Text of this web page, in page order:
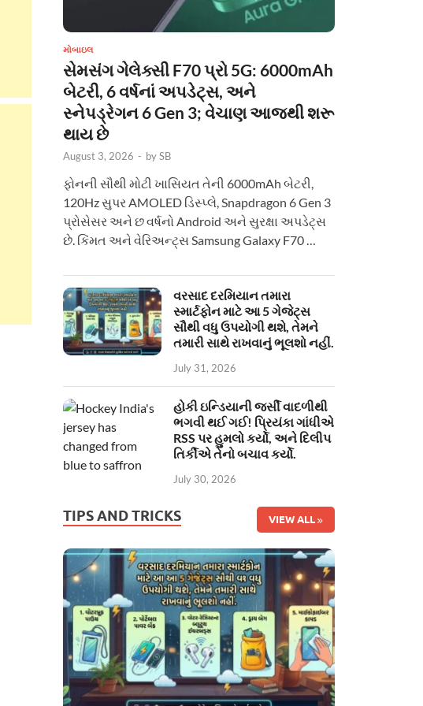
મોબાઇલ
સેમસંગ ગેલેક્સી F70 પ્રો 5G: 6000mAh
બેટરી, 6 વર્ષનાં અપડેટ્સ, અને
સ્નેપડ્રેગન 6 Gen 3; વેચાણ આજથી શરૂ
થાય છે
August 3, 2026 - bySB
ફોનની સૌથી મોટી ખાસિયત તેની 6000mAh બેટરી,
120Hz સુપર AMOLED ડિસ્પ્લે, Snapdragon 6 Gen 3
પ્રોસેસર અને છ વર્ષનો Android અને સુરક્ષા અપડેટ્સ
છે. કિંમત અને વેરિઅન્ટ્સ Samsung Galaxy F70 …
વરસાદ દરમિયાન તમારા
સ્માર્ટફોન માટે આ 5 ગેજેટ્સ
સૌથી વધુ ઉપયોગી થશે, તેમને
તમારી સાથે રાખવાનું ભૂલશો નહીં.
July 31, 2026
હોકી ઇન્ડિયાની જર્સી વાદળીથી
ભગવી થઈ ગઈ! પ્રિયંકા ગાંધીએ
RSS પર હુમલો કર્યો, અને દિલીપ
તિર્કીએ તેનો બચાવ કર્યો.
July 30, 2026
TIPS AND TRICKS VIEW ALL